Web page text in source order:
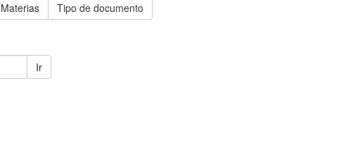
Materias Tipo de documento
Ir